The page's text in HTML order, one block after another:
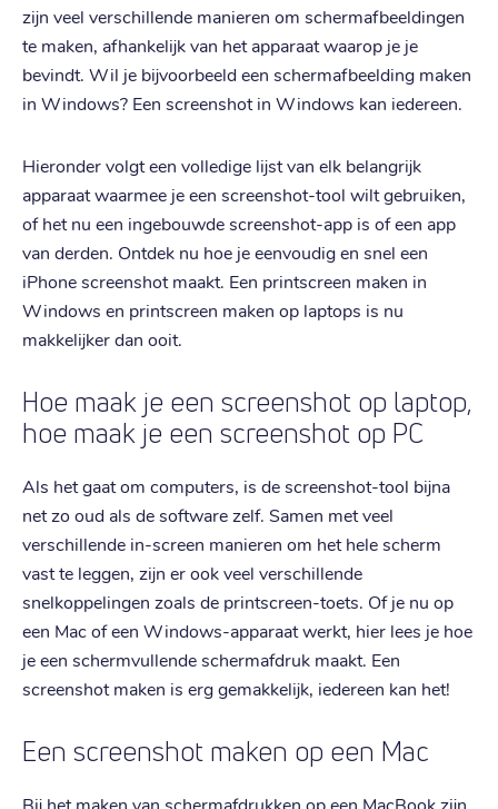
zijn veel verschillende manieren om schermafbeeldingen
te maken, afhankelijk van het apparaat waarop je je
bevindt. Wil je bijvoorbeeld een schermafbeelding maken
in Windows? Een screenshot in Windows kan iedereen.
Hieronder volgt een volledige lijst van elk belangrijk
apparaat waarmee je een screenshot-tool wilt gebruiken,
of het nu een ingebouwde screenshot-app is of een app
van derden. Ontdek nu hoe je eenvoudig en snel een
iPhone screenshot maakt. Een printscreen maken in
Windows en printscreen maken op laptops is nu
makkelijker dan ooit.
Hoe maak je een screenshot op laptop,
hoe maak je een screenshot op PC
Als het gaat om computers, is de screenshot-tool bijna
net zo oud als de software zelf. Samen met veel
verschillende in-screen manieren om het hele scherm
vast te leggen, zijn er ook veel verschillende
snelkoppelingen zoals de printscreen-toets. Of je nu op
een Mac of een Windows-apparaat werkt, hier lees je hoe
je een schermvullende schermafdruk maakt. Een
screenshot maken is erg gemakkelijk, iedereen kan het!
Een screenshot maken op een Mac
Bij het maken van schermafdrukken op een MacBook zijn